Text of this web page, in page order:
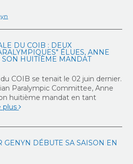
DU COIB : DEUX
ÉLUES, ANNE
SON HUITIÈME MANDAT
COIB se tenait le 02 juin dernier.
Paralympic Committee, Anne
huitième mandat en tant
plus
GENYN DÉBUTE SA SAISON EN